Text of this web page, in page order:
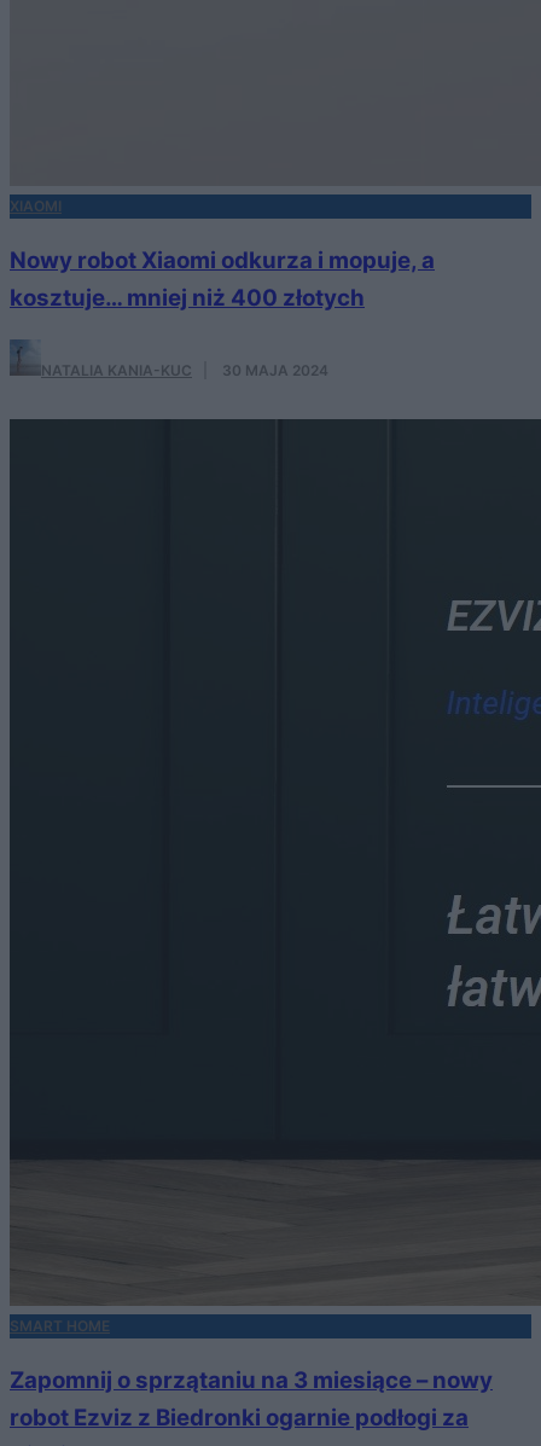
XIAOMI
Nowy robot Xiaomi odkurza i mopuje, a
kosztuje… mniej niż 400 złotych
NATALIA KANIA-KUC 30 MAJA 2024
SMART HOME
Zapomnij o sprzątaniu na 3 miesiące – nowy
robot Ezviz z Biedronki ogarnie podłogi za